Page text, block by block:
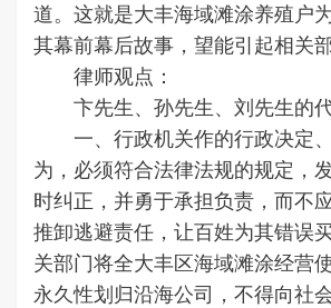
道。这就是大丰海域滩涂养殖户
其幕前幕后故事，望能引起相关
律师观点：
卞先生、孙先生、刘先生的代
一、行政机关作的行政决定
为，必须符合法律法规的规定，
时纠正，并勇于承担负责，而不
推卸逃避责任，让百姓为其错误
关部门将全大丰区海域滩涂经营
永久性划归沿海公司，不得向社